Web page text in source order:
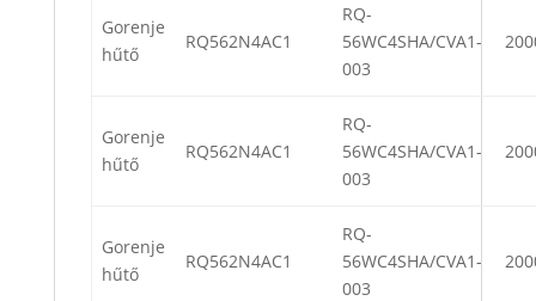
Gorenje
hűtő
RQ562N4AC1
RQ-
56WC4SHA/CVA1-
003
Gorenje
hűtő
RQ562N4AC1
RQ-
56WC4SHA/CVA1-
003
Gorenje
hűtő
RQ562N4AC1
RQ-
56WC4SHA/CVA1-
003